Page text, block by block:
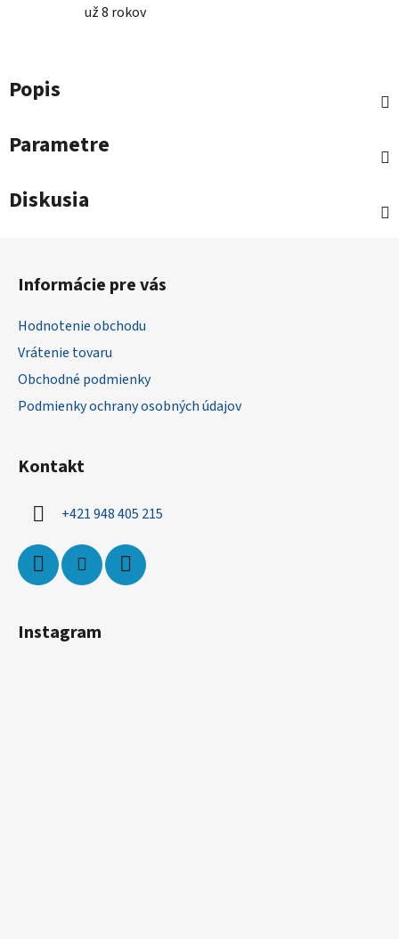
už 8 rokov
Popis
Parametre
Diskusia
Informácie pre vás
Hodnotenie obchodu
Vrátenie tovaru
Obchodné podmienky
Podmienky ochrany osobných údajov
Kontakt
+421 948 405 215
Instagram